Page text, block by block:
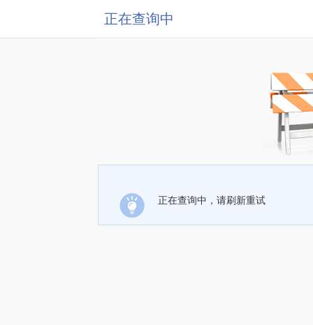
正在查询中
正在查询中，请刷新重试